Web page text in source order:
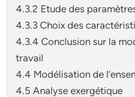
4.3.2 Etude des
4.3.3 Choix des
4.3.4 Conclusion sur la
travail
4.4 Modélisation de
4.5 Analyse exergétique